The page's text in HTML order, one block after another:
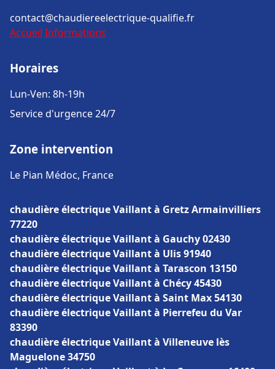
contact@chaudiereelectrique-qualifie.fr
Accueil Informations
Horaires
Lun-Ven: 8h-19h
Service d'urgence 24/7
Zone intervention
Le Pian Médoc, France
chaudière électrique Vaillant à Gretz Armainvilliers
77220
chaudière électrique Vaillant à Gauchy 02430
chaudière électrique Vaillant à Ulis 91940
chaudière électrique Vaillant à Tarascon 13150
chaudière électrique Vaillant à Chécy 45430
chaudière électrique Vaillant à Saint Max 54130
chaudière électrique Vaillant à Pierrefeu du Var
83390
chaudière électrique Vaillant à Villeneuve lès
Maguelone 34750